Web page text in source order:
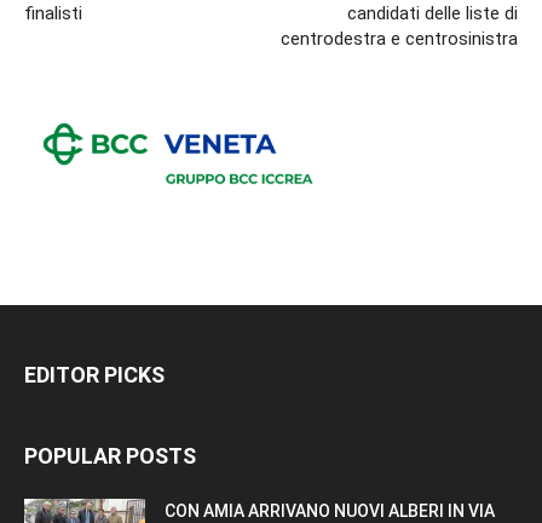
finalisti
candidati delle liste di
centrodestra e centrosinistra
EDITOR PICKS
POPULAR POSTS
CON AMIA ARRIVANO NUOVI ALBERI IN VIA